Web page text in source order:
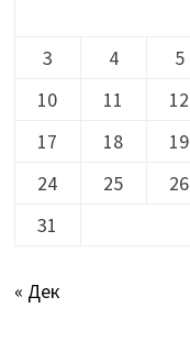
3
4 5
10
11 12
17
18 19
24
25 26
31
« Дек